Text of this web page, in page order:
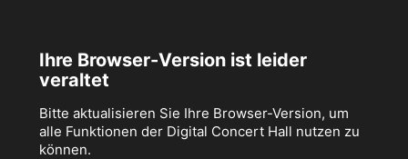
Ihre Browser-Version ist leider
veraltet
Bitte aktualisieren Sie Ihre Browser-Version, um
alle Funktionen der Digital Concert Hall nutzen zu
können.